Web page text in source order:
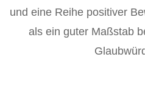
und eine Reihe positiver
als ein guter Maßstab